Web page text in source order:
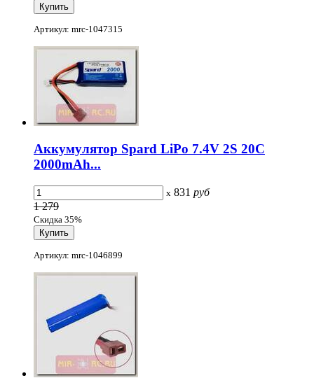
Артикул: mrc-1047315
Аккумулятор Spard LiPo 7.4V 2S 20C
2000mAh...
x 831 руб
1 279
Скидка 35%
Артикул: mrc-1046899